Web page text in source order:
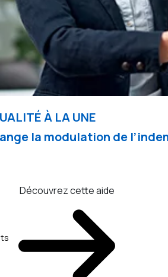
À LA UNE
la modulation de
Découvrez cette aide